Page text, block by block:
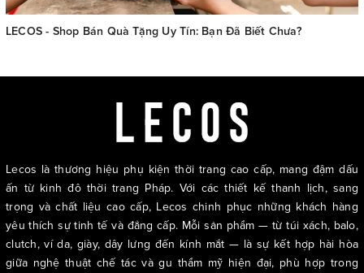
LECOS - Shop Bán Quà Tặng Uy Tín: Bạn Đã Biết Chưa?
Lecos là thương hiệu phụ kiện thời trang cao cấp, mang đậm dấu
ấn từ kinh đô thời trang Pháp. Với các thiết kế thanh lịch, sang
trọng và chất liệu cao cấp, Lecos chinh phục những khách hàng
yêu thích sự tinh tế và đẳng cấp. Mỗi sản phẩm — từ túi xách, balo,
clutch, ví da, giày, dây lưng đến kính mắt — là sự kết hợp hài hòa
giữa nghệ thuật chế tác và gu thẩm mỹ hiện đại, phù hợp trong